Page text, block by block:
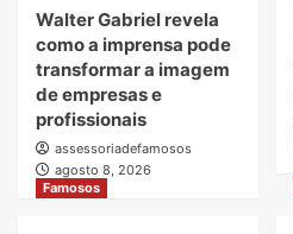
Walter Gabriel revela
como a imprensa pode
transformar a imagem
de empresas e
profissionais
assessoriadefamosos
agosto 8, 2026
Famosos